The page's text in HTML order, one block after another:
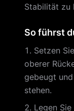
Stabilität zu
So führst
Setzen
oberer
gebeugt
stehen.
Legen